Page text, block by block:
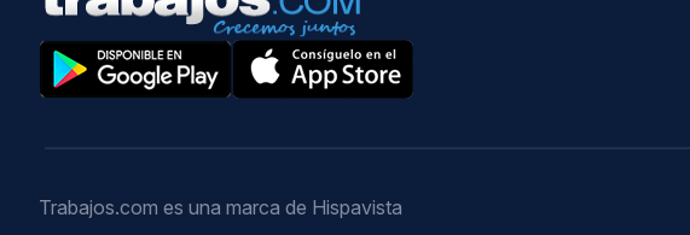
Trabajos.com es una marca de Hispavista